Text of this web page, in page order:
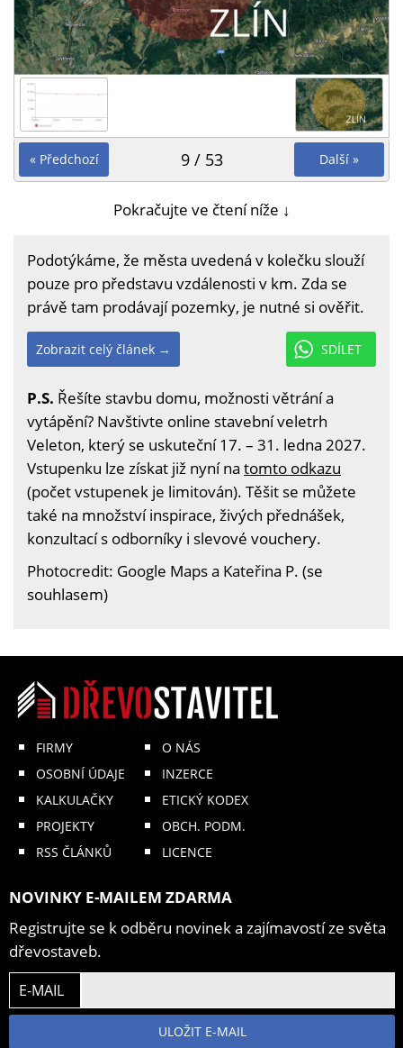
« Předchozí Další »
9 / 53
Pokračujte ve čtení níže ↓
Podotýkáme, že města uvedená v kolečku slouží
pouze pro představu vzdálenosti v km. Zda se
právě tam prodávají pozemky, je nutné si ověřit.
SDÍLET
Zobrazit celý článek →
P.S. Řešíte stavbu domu, možnosti větrání a
vytápění? Navštivte online stavební veletrh
Veleton, který se uskuteční 17. – 31. ledna 2027.
Vstupenku lze získat již nyní na tomto odkazu
(počet vstupenek je limitován). Těšit se můžete
také na množství inspirace, živých přednášek,
konzultací s odborníky i slevové vouchery.
Photocredit: Google Maps a Kateřina P. (se
souhlasem)
FIRMY
OSOBNÍ ÚDAJE
KALKULAČKY
PROJEKTY
RSS ČLÁNKŮ
O NÁS
INZERCE
ETICKÝ KODEX
OBCH. PODM.
LICENCE
NOVINKY E-MAILEM ZDARMA
Registrujte se k odběru novinek a zajímavostí ze světa
dřevostaveb.
E-MAIL
ULOŽIT E-MAIL